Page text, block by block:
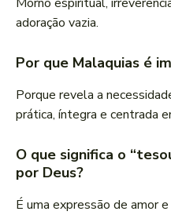
adoração vazia.
Por que Malaquias é
Porque revela a
prática, íntegra e centrada
O que significa o
por Deus?
É uma expressão de amor